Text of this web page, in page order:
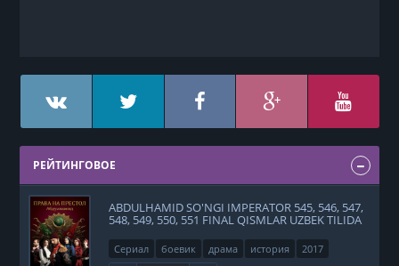
РЕЙТИНГОВОЕ
ABDULHAMID SO'NGI IMPERATOR 545, 546, 547,
548, 549, 550, 551 FINAL QISMLAR UZBEK TILIDA
Сериал боевик драма история 2017